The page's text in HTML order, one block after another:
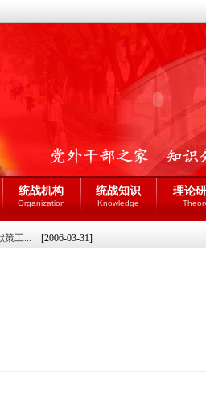
统战机构
Organization
统战知识
Knowledge
理论
策工... [2006-03-31]